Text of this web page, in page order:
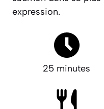
expression.
25 minutes